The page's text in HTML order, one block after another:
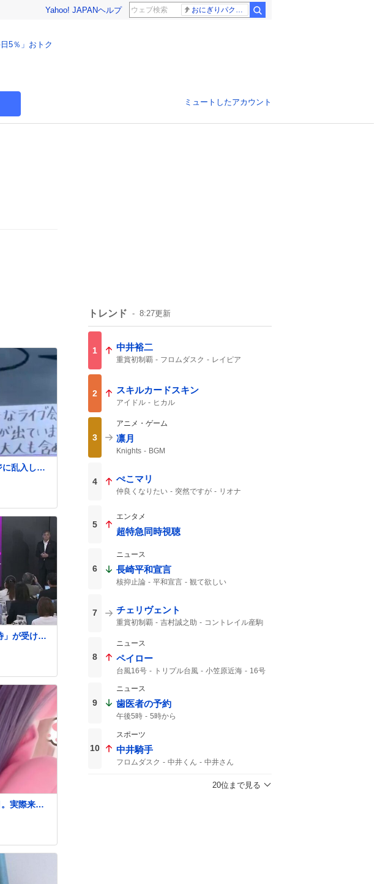
Yahoo! JAPANヘルプ おにぎりパクパク
5％」おトク
ミュートしたアカウント
乱入した
ちゃくち
」が受けら
マクドナル
ーグルー
茂器工（株
CoCo壱番
実際来た
トレンド 8:27更新
1 中井裕二
重賞初制覇 フロムダスク
レイピア
2 スキルカードスキン
アイドル ヒカル
3
アニメ・ゲーム
凛月
Knights BGM
4 ぺこマリ
仲良くなりたい 突然ですが リオナ
5
エンタメ
超特急同時視聴
6
ニュース
長崎平和宣言
核抑止論 平和宣言 観て欲しい
7 チェリヴェント
重賞初制覇 吉村誠之助
コントレイル産駒
マクリール
8
ニュース
ペイロー
台風16号 トリプル台風 小笠原近海
16号
熱帯低気圧に変わる
午後3時
台風14号
台風15
9
ニュース
歯医者の予約
午後5時 5時から
10
スポーツ
中井騎手
フロムダスク 中井くん
中井さん
20位まで見る